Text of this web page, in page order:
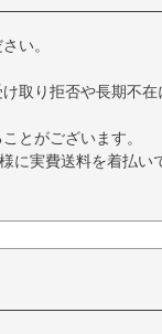
い。
取り拒否や長期不在
とがございます。
に実費送料を着払い